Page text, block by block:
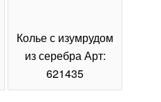
Колье с изумрудом
из серебра Арт:
621435